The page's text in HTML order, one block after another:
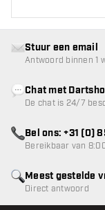
Meest gestelde
Direct antwoord
Stuur een email
Antwoord binnen 1
Chat met
De chat is 24/7
Bel ons: +31 (0)
Bereikbaar van